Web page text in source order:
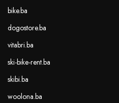
bike.ba
dogostore.ba
vitabri.ba
ski-bike-rent.ba
skibi.ba
woolona.ba